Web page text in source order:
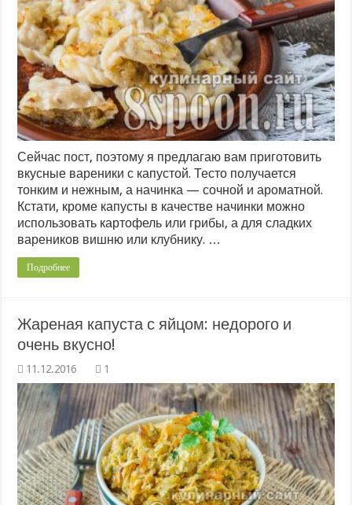
Сейчас пост, поэтому я предлагаю вам приготовить
вкусные вареники с капустой. Тесто получается
тонким и нежным, а начинка — сочной и ароматной.
Кстати, кроме капусты в качестве начинки можно
использовать картофель или грибы, а для сладких
вареников вишню или клубнику. …
Подробнее
Жареная капуста с яйцом: недорого и
очень вкусно!
1